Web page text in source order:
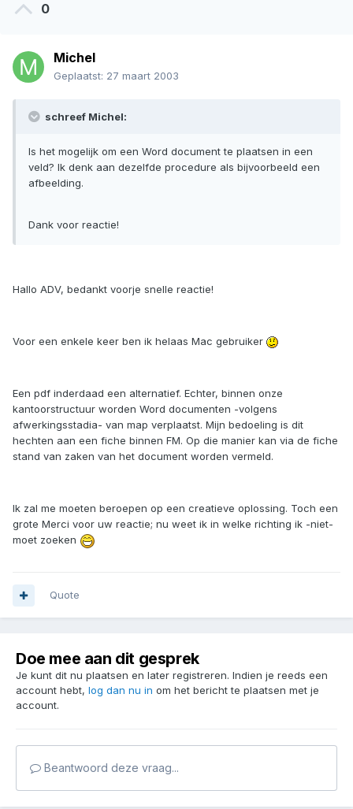
0
Michel
Geplaatst: 27 maart 2003
schreef Michel:
Is het mogelijk om een Word document te plaatsen in een
veld? Ik denk aan dezelfde procedure als bijvoorbeeld een
afbeelding.
Dank voor reactie!
Hallo ADV, bedankt voorje snelle reactie!
Voor een enkele keer ben ik helaas Mac gebruiker
Een pdf inderdaad een alternatief. Echter, binnen onze
kantoorstructuur worden Word documenten -volgens
afwerkingsstadia- van map verplaatst. Mijn bedoeling is dit
hechten aan een fiche binnen FM. Op die manier kan via de fiche
stand van zaken van het document worden vermeld.
Ik zal me moeten beroepen op een creatieve oplossing. Toch een
grote Merci voor uw reactie; nu weet ik in welke richting ik -niet-
moet zoeken
Quote
Doe mee aan dit gesprek
Je kunt dit nu plaatsen en later registreren. Indien je reeds een
account hebt, log dan nu in om het bericht te plaatsen met je
account.
Beantwoord deze vraag...